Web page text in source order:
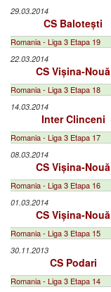
29.03.2014
CS Balotești
Romania - Liga 3 Etapa 19
22.03.2014
CS Vișina-Nouă
Romania - Liga 3 Etapa 18
14.03.2014
Inter Clinceni
Romania - Liga 3 Etapa 17
08.03.2014
CS Vișina-Nouă
Romania - Liga 3 Etapa 16
01.03.2014
CS Vișina-Nouă
Romania - Liga 3 Etapa 15
30.11.2013
CS Podari
Romania - Liga 3 Etapa 14